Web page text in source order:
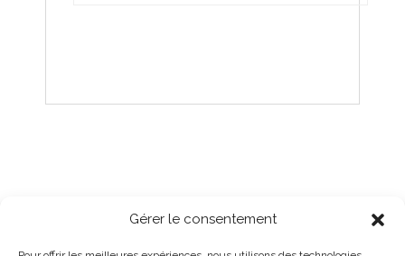
Gérer le consentement